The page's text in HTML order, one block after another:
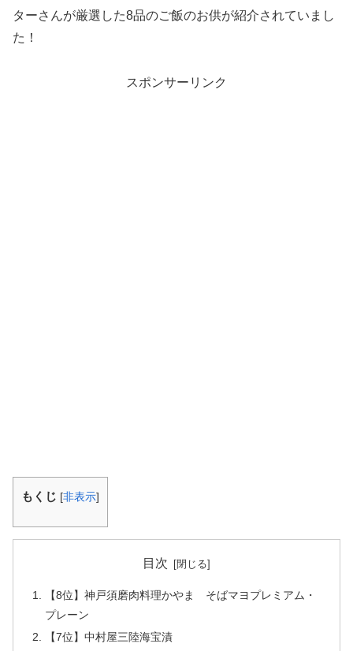
ターさんが厳選した8品のご飯のお供が紹介されていまし
た！
スポンサーリンク
もくじ [非表示]
目次
【8位】神戸須磨肉料理かやま そばマヨプレミアム・
プレーン
【7位】中村屋三陸海宝漬